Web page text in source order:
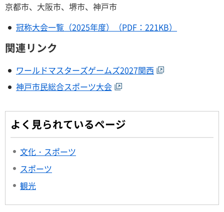
京都市、大阪市、堺市、神戸市
冠称大会一覧（2025年度）（PDF：221KB）
関連リンク
ワールドマスターズゲームズ2027関西
神戸市民総合スポーツ大会
よく見られているページ
文化・スポーツ
スポーツ
観光